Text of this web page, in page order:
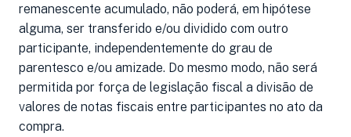
remanescente acumulado, não poderá, em hipótese
alguma, ser transferido e/ou dividido com outro
participante, independentemente do grau de
parentesco e/ou amizade. Do mesmo modo, não será
permitida por força de legislação fiscal a divisão de
valores de notas fiscais entre participantes no ato da
compra.